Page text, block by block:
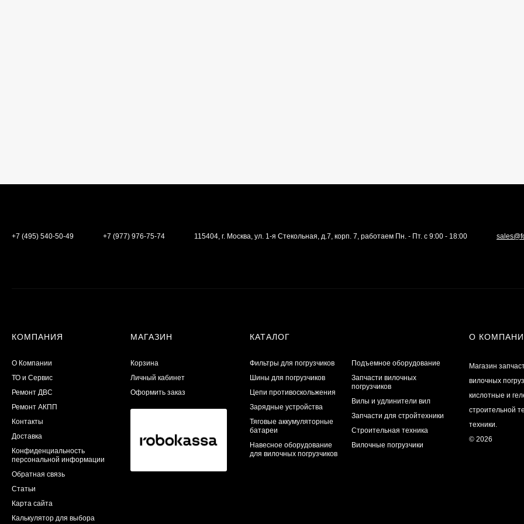
+7 (495) 540-50-49 +7 (977) 976-75-74 115404, г. Москва, ул. 1-я Стекольная, д.7, корп. 7, работаем Пн. - Пт. с 9:00 - 18:00
КОМПАНИЯ
О Компании
ТО и Сервис
​Ремонт ДВС
Ремонт АКПП
Контакты
Доставка
Конфиденциальность
персональной информации
Обратная связь
Статьи
Карта сайта
Калькулятор для выбора
МАГАЗИН
Корзина
Личный кабинет
Оформить заказ
КАТАЛОГ
Фильтры для погрузчиков
Шины для погрузчиков
Цепи противоскольжения
Зарядные устройства
Тяговые аккумуляторные
батареи
Навесное оборудование
для вилочных погрузчиков
Подъемное оборудование
Запчасти вилочных
погрузчиков
Вилы и удлинители вил
Запчасти для стройтехники
Строительная техника
Вилочные погрузчики
О
Магазин
вилочных
кислотные и
строительной
техники.
© 2026